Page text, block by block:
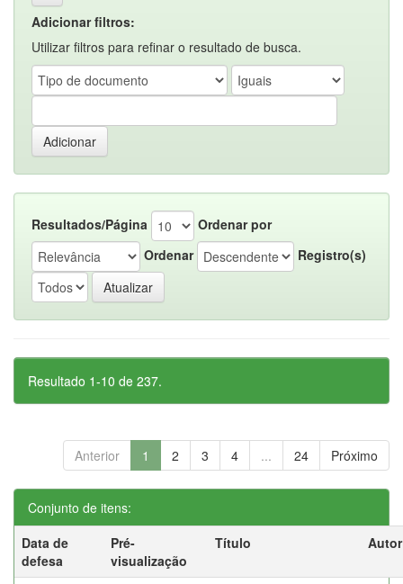
Adicionar filtros:
Utilizar filtros para refinar o resultado de busca.
Resultados/Página
Ordenar por
Ordenar
Registro(s)
Resultado 1-10 de 237.
Anterior 1 2 3 4 ... 24 Próximo
Conjunto de itens:
Data de
defesa
Pré-
visualização
Título Autor